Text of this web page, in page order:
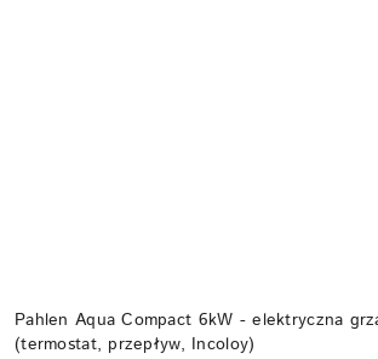
Pahlen Aqua Compact 6kW - elektryczna
(termostat, przepływ, Incoloy)